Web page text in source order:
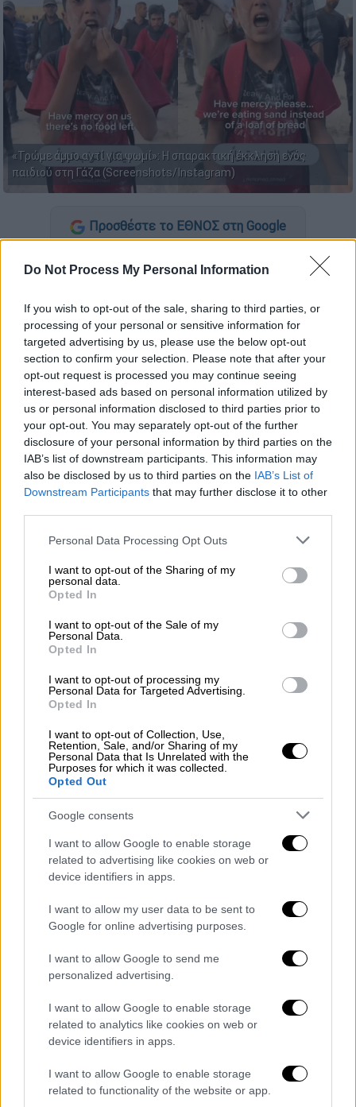
Do Not Process My Personal Information
If you wish to opt-out of the sale, sharing to third parties, or
processing of your personal or sensitive information for
targeted advertising by us, please use the below opt-out
section to confirm your selection. Please note that after your
opt-out request is processed you may continue seeing
interest-based ads based on personal information utilized by
us or personal information disclosed to third parties prior to
your opt-out. You may separately opt-out of the further
disclosure of your personal information by third parties on the
IAB’s list of downstream participants. This information may
also be disclosed by us to third parties on the IAB’s List of
Downstream Participants that may further disclose it to other
Please note that this website/app uses one or more Google
not limited to your visit or usage behaviour. You may click to
grant or deny consent to Google and its third-party tags to
use your data for below specified purposes in below Google
consent section.
Personal Data Processing Opt Outs
I want to opt-out of the Sharing of my
personal data.
Opted In
I want to opt-out of the Sale of my
Personal Data.
Opted In
I want to opt-out of processing my
Personal Data for Targeted Advertising.
Opted In
I want to opt-out of Collection, Use,
Retention, Sale, and/or Sharing of my
Personal Data that Is Unrelated with the
Purposes for which it was collected.
Opted Out
Google consents
I want to allow Google to enable storage
related to advertising like cookies on web or
device identifiers in apps.
I want to allow my user data to be sent to
Google for online advertising purposes.
I want to allow Google to send me
personalized advertising.
I want to allow Google to enable storage
related to analytics like cookies on web or
device identifiers in apps.
I want to allow Google to enable storage
related to functionality of the website or app.
«Τρώμε άμμο αντί για ψωμί»: Η σπαρακτική έκκληση ενός
παιδιού στη Γάζα (Screenshots/Instagram)
Προσθέστε το ΕΘΝΟΣ στη Google
Τρώμε άμμο αντί για ψωμί», λέει ένα
λιμοκτονούνκαθημερινά καιδίνουν
πραγματική μάχη ακόμα και για ένα κομμάτι
ψωμί.
Το παιδί περιγράφει όσα βιώνουν σε ένα
βίντεο - «γροθιά» στο στομάχι: «Κάθε μέρα
μάς λένε πως έρχονται φορτηγάμε
ανθρωπιστική βοήθεια, αλλά πάμε καιδεν
βρίσκουμε τίποτα. Τρώμε άμμο...Δεν
υπάρχει φαγητό, καθόλου. Χρειαζόμαστε
ΔΙΑΒΑΣΤΕ ΕΠΙΣΗΣ
Γάζα: Διαδρομές χιλιομέτρων για ένα
πιάτο φαγητό - Δεκάδες νεκροί για
άλλη μια μέρα
«Χρειαζόμαστε αλεύρι.Λυπηθείτε μας, δεν
έχει μείνει καθόλου φαγητό.
αντί για ψωμί. Σας παρακαλώ δείξτε έλεος.
Ένα καρβέλι κοστίζει 5 ευρώ και είναι τόσο
μικρό», λέει με δάκρυα στα μάτια και
δείχνοντας το μέγεθος που δεν είναι ικανό
να ταΐσει ούτε ένα βρέφος...
Η σπαρακτική κραυγή για «λίγο
έλεος»